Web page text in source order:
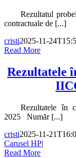
Rezultatul
contractuale de [...]
cristi2025-11-
Read More
Rezultatele
Rezultatele în
2025 Număr [...]
cristi2025-11-
Carusel HP|
Read More